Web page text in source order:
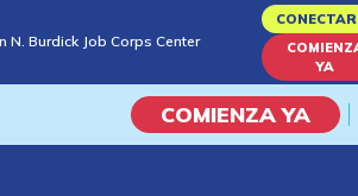
to
content
N. Burdick Job Corps Center
YA
COMIENZA YA